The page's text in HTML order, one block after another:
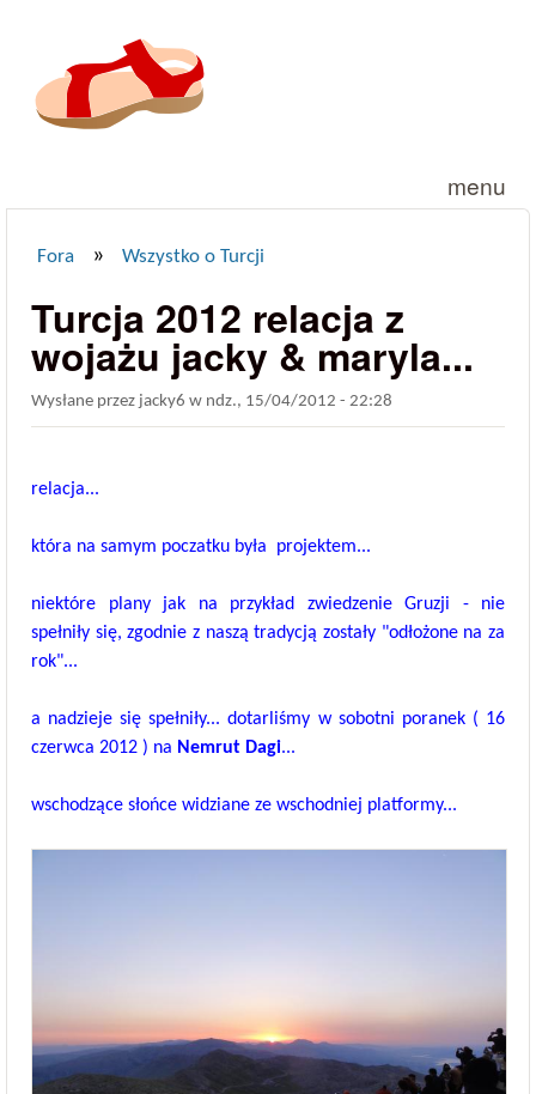
menu
Fora » Wszystko o Turcji
Turcja 2012 relacja z
wojażu jacky & maryla...
Wysłane przez jacky6 w ndz., 15/04/2012 - 22:28
relacja...
która na samym poczatku była projektem...
niektóre plany jak na przykład zwiedzenie Gruzji - nie
spełniły się, zgodnie z naszą tradycją zostały "odłożone na za
rok"...
a nadzieje się spełniły... dotarliśmy w sobotni poranek ( 16
czerwca 2012 ) na Nemrut Dagi...
wschodzące słońce widziane ze wschodniej platformy...